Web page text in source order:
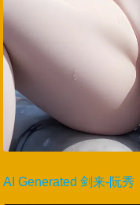
AI Generated 剑来-阮秀